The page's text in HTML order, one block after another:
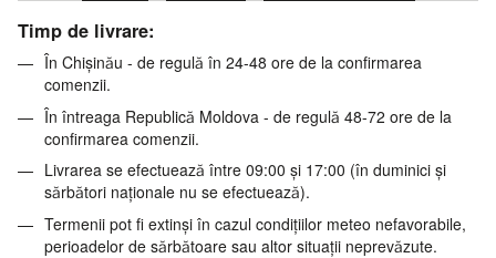
Timp de livrare:
În Chișinău - de regulă în 24-48 ore de la confirmarea
comenzii.
În întreaga Republică Moldova - de regulă 48-72 ore de la
confirmarea comenzii.
Livrarea se efectuează între 09:00 și 17:00 (în duminici și
sărbători naționale nu se efectuează).
Termenii pot fi extinși în cazul condițiilor meteo nefavorabile,
perioadelor de sărbătoare sau altor situații neprevăzute.